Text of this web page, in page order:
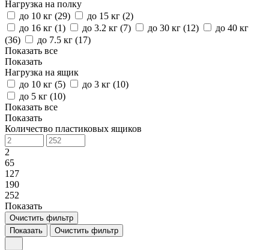
Нагрузка на полку
до 10 кг (29) до 15 кг (2)
до 16 кг (1) до 3.2 кг (7) до 30 кг (12)
до 40 кг
(36) до 7.5 кг (17)
Показать все
Показать
Нагрузка на ящик
до 10 кг (5) до 3 кг (10)
до 5 кг (10)
Показать все
Показать
Количество пластиковых ящиков
2
65
127
190
252
Показать
Очистить фильтр
Показать
Очистить фильтр